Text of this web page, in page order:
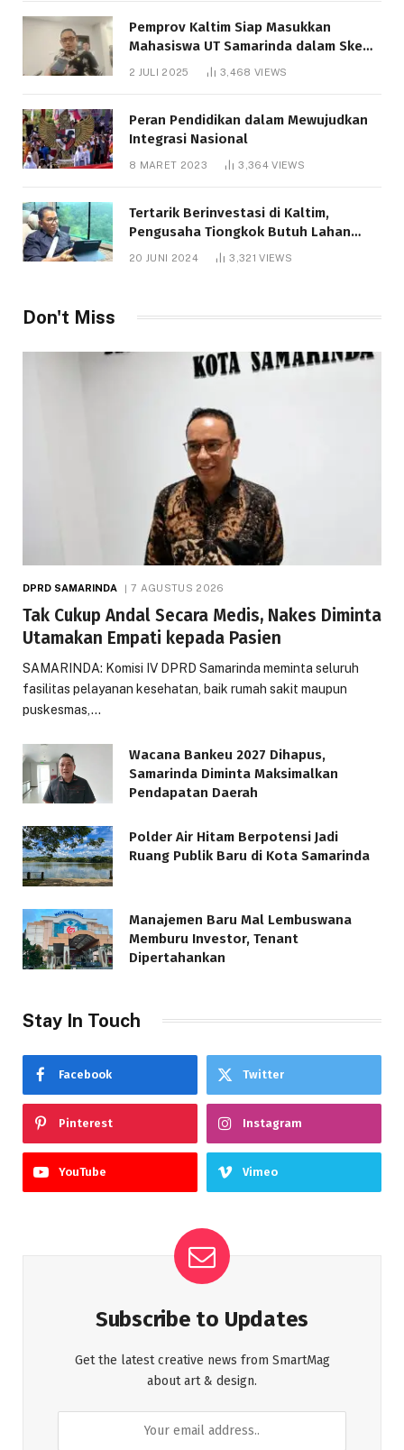
Pemprov Kaltim Siap Masukkan
Mahasiswa UT Samarinda dalam Skema
Bantuan Pendidikan Gratispol
2 JULI 2025 3,468 VIEWS
Peran Pendidikan dalam Mewujudkan
Integrasi Nasional
8 MARET 2023 3,364VIEWS
Tertarik Berinvestasi di Kaltim,
Pengusaha Tiongkok Butuh Lahan
1.000 Hektare
20 JUNI 2024 3,321VIEWS
Don't Miss
DPRD SAMARINDA 7 AGUSTUS 2026
Tak Cukup Andal Secara Medis, Nakes Diminta
Utamakan Empati kepada Pasien
SAMARINDA: Komisi IV DPRD Samarinda meminta seluruh
fasilitas pelayanan kesehatan, baik rumah sakit maupun
puskesmas,…
Wacana Bankeu 2027 Dihapus,
Samarinda Diminta Maksimalkan
Pendapatan Daerah
Polder Air Hitam Berpotensi Jadi
Ruang Publik Baru di Kota Samarinda
Manajemen Baru Mal Lembuswana
Memburu Investor, Tenant
Dipertahankan
Stay In Touch
Facebook Twitter
Pinterest Instagram
YouTube Vimeo
Subscribe to Updates
Get the latest creative news from SmartMag
about art & design.